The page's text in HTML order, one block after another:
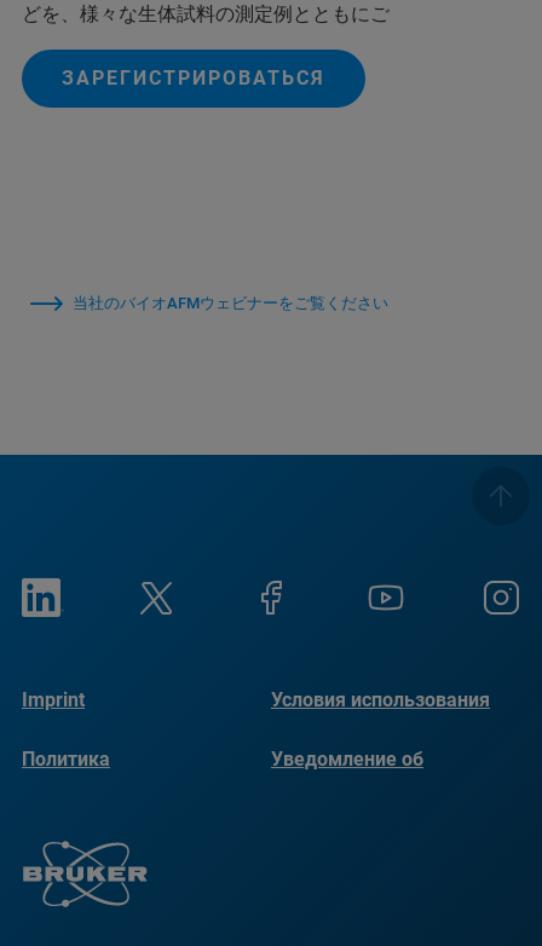
どを、様々な生体試料の測定例とともにご
ЗАРЕГИСТРИРОВАТЬСЯ
当社のバイオAFMウェビナーをご覧ください
Imprint Условия использования
Политика
Уведомление об